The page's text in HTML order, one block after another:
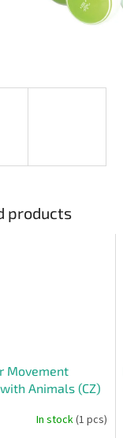
products
Movement
Animals (CZ)
In stock(1 pcs)